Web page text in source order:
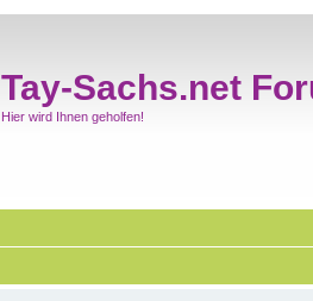
Tay-Sachs.net
Hier wird Ihnen geholfen!